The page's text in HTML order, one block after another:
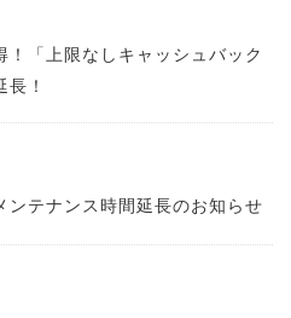
！「上限なしキャッシュバック
！
ンテナンス時間延長のお知らせ